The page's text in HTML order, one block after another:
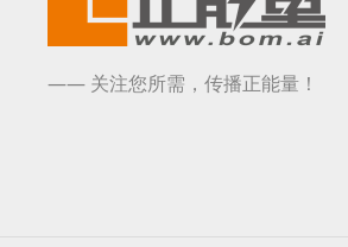
—— 关注您所需，传播正能量！